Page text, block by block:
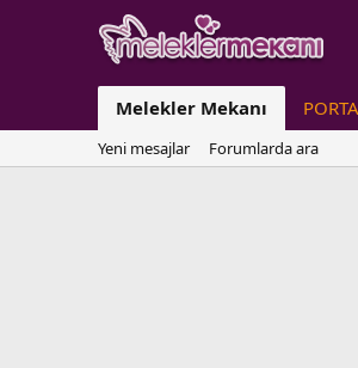
Melekler Mekanı
Yeni mesajlar Forumlarda ara